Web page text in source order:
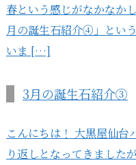
春という感じがなかなか
月の誕生石紹介④」とい
いま […]
3月の誕生石紹介③
こんにちは！ 大黒屋仙台
り返しとなってきました